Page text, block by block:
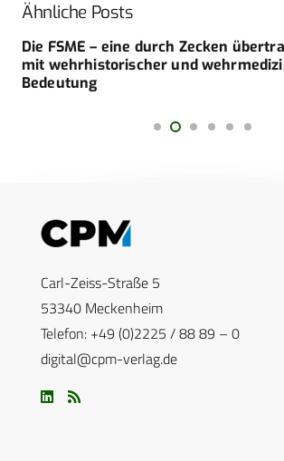
Ähnliche Posts
Die FSME – eine durch Zecken
mit wehrhistorischer und
Bedeutung
Carl-Zeiss-Straße 5
53340 Meckenheim
Telefon: +49 (0)2225 / 88 89 – 0
digital@cpm-verlag.de